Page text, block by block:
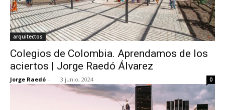
arquitectos
Colegios de Colombia. Aprendamos de los
aciertos | Jorge Raedó Álvarez
Jorge Raedó - 3 junio, 2024 0